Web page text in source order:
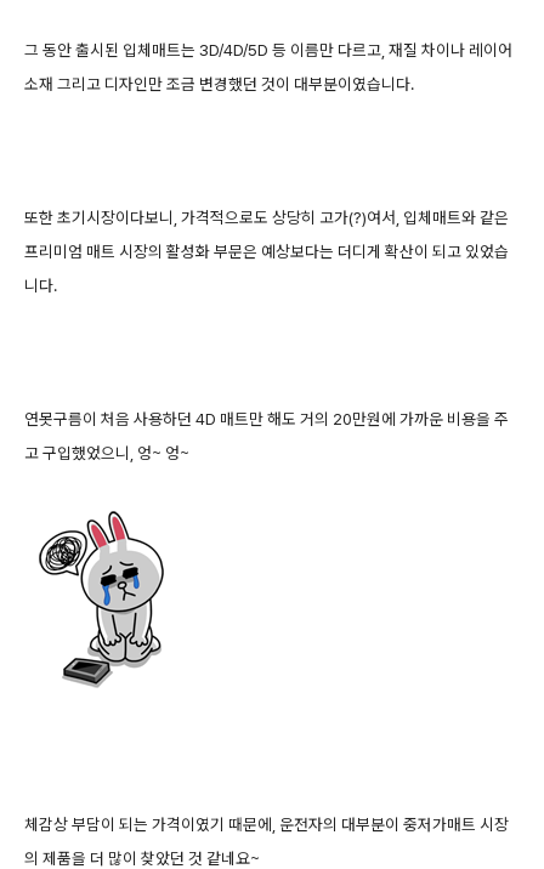
그 동안 출시된 입체매트는 3D/4D/5D 등 이름만 다르고, 재질 차이나 레이어
소재 그리고 디자인만 조금 변경했던 것이 대부분이였습니다.
또한 초기시장이다보니, 가격적으로도 상당히 고가(?)여서, 입체매트와 같은
프리미엄 매트 시장의 활성화 부문은 예상보다는 더디게 확산이 되고 있었습
니다.
연못구름이 처음 사용하던 4D 매트만 해도 거의 20만원에 가까운 비용을 주
고 구입했었으니, 엉~ 엉~
체감상 부담이 되는 가격이였기 때문에, 운전자의 대부분이 중저가매트 시장
의 제품을 더 많이 찾았던 것 같네요~